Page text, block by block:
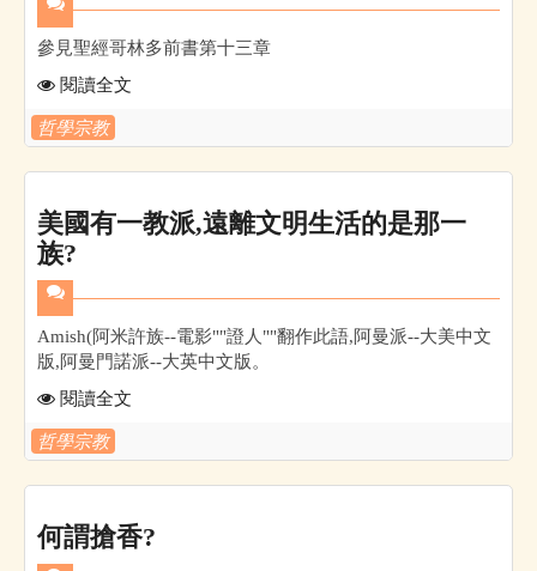
參見聖經哥林多前書第十三章
閱讀全文
哲學宗教
美國有一教派,遠離文明生活的是那一
族?
Amish(阿米許族--電影""證人""翻作此語,阿曼派--大美中文
版,阿曼門諾派--大英中文版。
閱讀全文
哲學宗教
何謂搶香?